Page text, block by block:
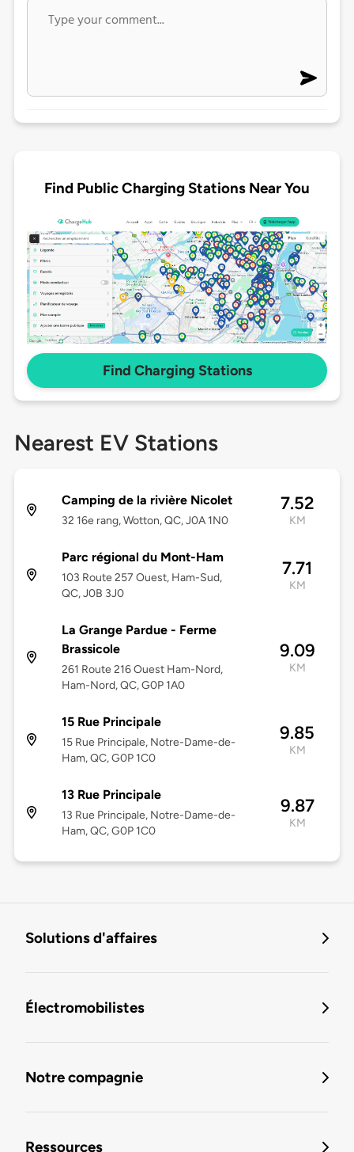
Find Public Charging Stations Near You
Find Charging Stations
Nearest EV Stations
Camping de la rivière Nicolet
32 16e rang, Wotton, QC, J0A 1N0
7.52
KM
Parc régional du Mont-Ham
103 Route 257 Ouest, Ham-Sud,
QC, J0B 3J0
7.71
KM
La Grange Pardue - Ferme
Brassicole
261 Route 216 Ouest Ham-Nord,
Ham-Nord, QC, G0P 1A0
9.09
KM
15 Rue Principale
15 Rue Principale, Notre-Dame-de-
Ham, QC, G0P 1C0
9.85
KM
13 Rue Principale
13 Rue Principale, Notre-Dame-de-
Ham, QC, G0P 1C0
9.87
KM
Solutions d'affaires
Électromobilistes
Notre compagnie
Ressources